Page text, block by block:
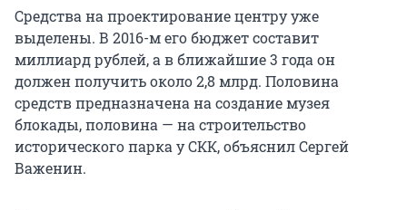
Средства на проектирование центру уже
выделены. В 2016-м его бюджет составит
миллиард рублей, а в ближайшие 3 года он
должен получить около 2,8 млрд. Половина
средств предназначена на создание музея
блокады, половина — на строительство
исторического парка у СКК, объяснил Сергей
Важенин.